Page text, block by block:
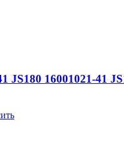
16001021-41